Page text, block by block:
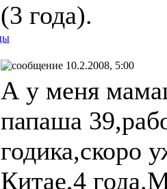
(3 года).
10.2.2008, 5:00
А у меня
папаша
годика,скоро
Китае,4